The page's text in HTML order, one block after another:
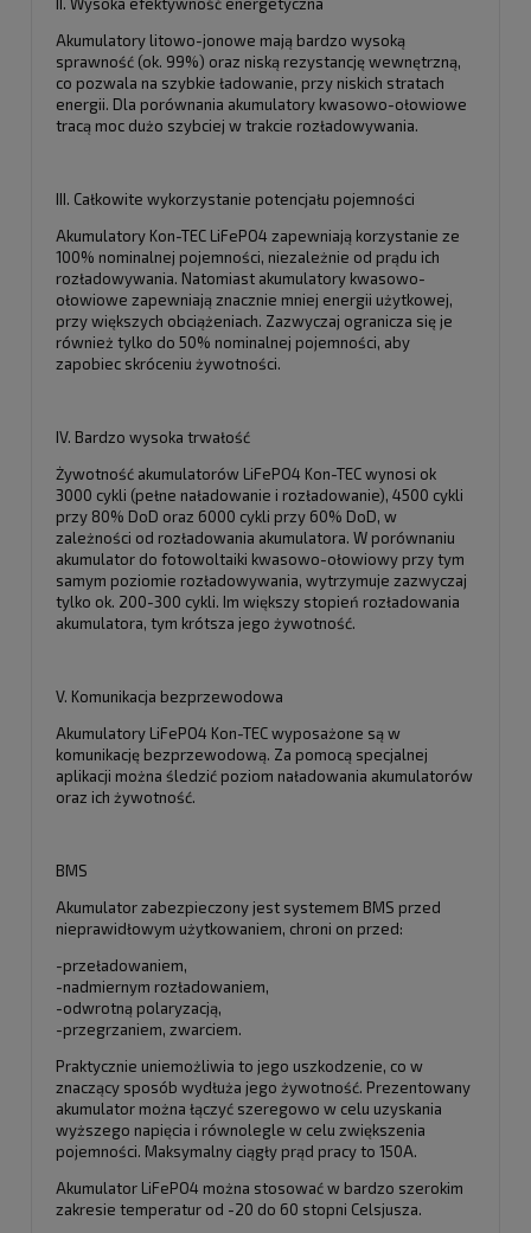
Akumulatory litowo-jonowe mają bardzo wysoką
sprawność (ok. 99%) oraz niską rezystancję wewnętrzną,
co pozwala na szybkie ładowanie, przy niskich stratach
energii. Dla porównania akumulatory kwasowo-ołowiowe
tracą moc dużo szybciej w trakcie rozładowywania.
III. Całkowite wykorzystanie potencjału pojemności
Akumulatory Kon-TEC LiFePO4 zapewniają korzystanie ze
100% nominalnej pojemności, niezależnie od prądu ich
rozładowywania. Natomiast akumulatory kwasowo-
ołowiowe zapewniają znacznie mniej energii użytkowej,
przy większych obciążeniach. Zazwyczaj ogranicza się je
również tylko do 50% nominalnej pojemności, aby
zapobiec skróceniu żywotności.
IV. Bardzo wysoka trwałość
Żywotność akumulatorów LiFePO4 Kon-TEC wynosi ok
3000 cykli (pełne naładowanie i rozładowanie), 4500 cykli
przy 80% DoD oraz 6000 cykli przy 60% DoD, w
zależności od rozładowania akumulatora. W porównaniu
akumulator do fotowoltaiki kwasowo-ołowiowy przy tym
samym poziomie rozładowywania, wytrzymuje zazwyczaj
tylko ok. 200-300 cykli. Im większy stopień rozładowania
akumulatora, tym krótsza jego żywotność.
V. Komunikacja bezprzewodowa
Akumulatory LiFePO4 Kon-TEC wyposażone są w
komunikację bezprzewodową. Za pomocą specjalnej
aplikacji można śledzić poziom naładowania akumulatorów
oraz ich żywotność.
BMS
Akumulator zabezpieczony jest systemem BMS przed
nieprawidłowym użytkowaniem, chroni on przed:
-przeładowaniem,
-nadmiernym rozładowaniem,
-odwrotną polaryzacją,
-przegrzaniem, zwarciem.
Praktycznie uniemożliwia to jego uszkodzenie, co w
znaczący sposób wydłuża jego żywotność. Prezentowany
akumulator można łączyć szeregowo w celu uzyskania
wyższego napięcia i równolegle w celu zwiększenia
pojemności. Maksymalny ciągły prąd pracy to 150A.
Akumulator LiFePO4 można stosować w bardzo szerokim
zakresie temperatur od -20 do 60 stopni Celsjusza.